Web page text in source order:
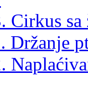
Cirkus
Držanje